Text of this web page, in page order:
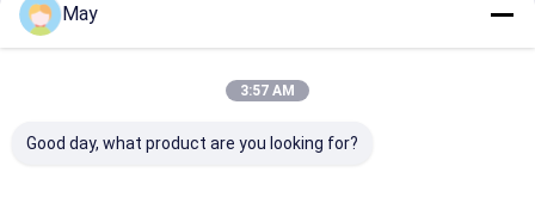
May
3:57 AM
Good day, what product are you looking for?